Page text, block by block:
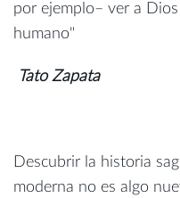
por ejemplo– ver a
humano"
Tato Zapata
Descubrir la historia
moderna no es algo